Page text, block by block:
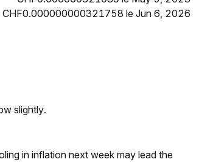
CHF0.000000000321758 le Jun 6, 2026
slightly.
in inflation next week may lead the